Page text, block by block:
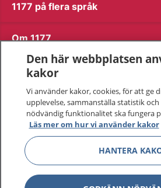
1177 på flera språk
Om 1177
Kontakt
Behandling av personuppgifter
Hantering av kakor
Inställningar för kakor
Den här webbplatsen
kakor
Vi använder kakor, cookies, för att ge
upplevelse, sammanställa statistik
nödvändig funktionalitet ska fungera
Läs mer om hur vi använder kakor
HANTERA